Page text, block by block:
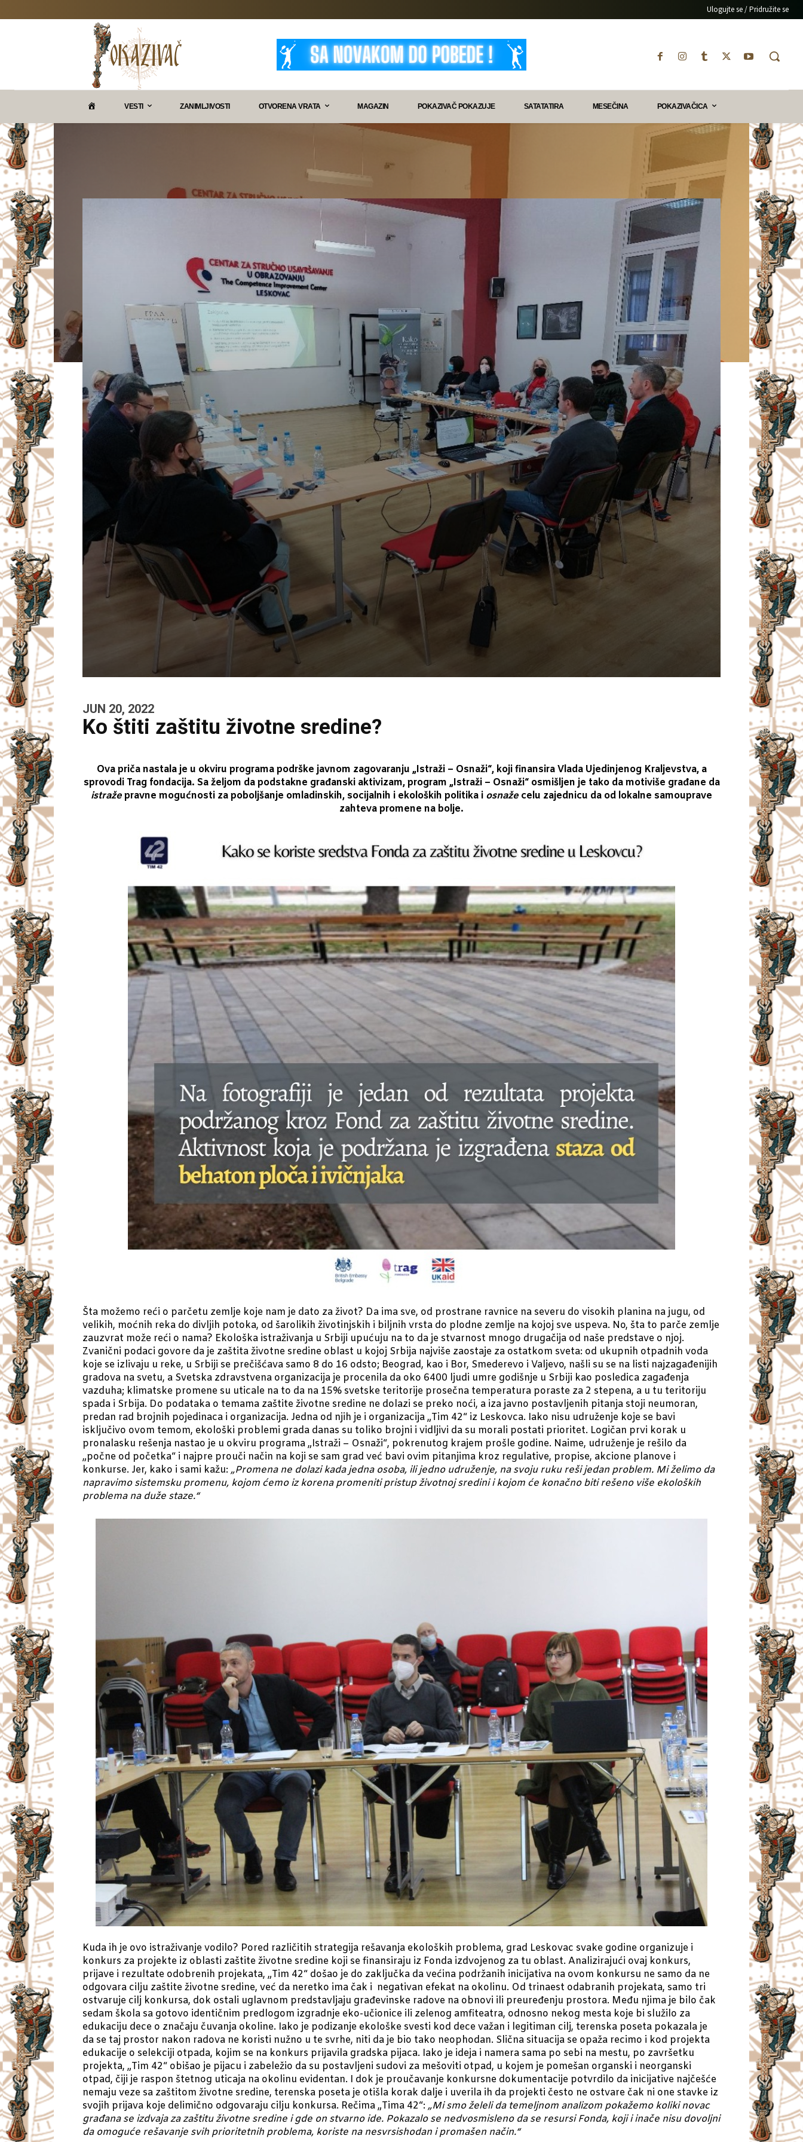
Ulogujte se / Pridružite se
Č
VESTI ZANIMLJIVOSTI OTVORENA VRATA MAGAZIN POKAZIVAČ POKAZUJE SATATATIRA MESEČINA POKAZIVAČICA
JUN 20, 2022
Ko štiti zaštitu životne sredine?
Ova priča nastala je u okviru programa podrške javnom zagovaranju „Istraži – Osnaži“, koji finansira Vlada Ujedinjenog Kraljevstva, a
sprovodi Trag fondacija. Sa željom da podstakne građanski aktivizam, program „Istraži – Osnaži“ osmišljen je tako da motiviše građane da
istražepravne mogućnosti za poboljšanje omladinskih, socijalnih i ekoloških politika i osnaže celu zajednicu da od lokalne samouprave
zahteva promene na bolje.
Šta možemo reći o parčetu zemlje koje nam je dato za život? Da ima sve, od prostrane ravnice na severu do visokih planina na jugu, od
velikih, moćnih reka do divljih potoka, od šarolikih životinjskih i biljnih vrsta do plodne zemlje na kojoj sve uspeva. No, šta to parče zemlje
zauzvrat može reći o nama? Ekološka istraživanja u Srbiji upućuju na to da je stvarnost mnogo drugačija od naše predstave o njoj.
Zvanični podaci govore da je zaštita životne sredine oblast u kojoj Srbija najviše zaostaje za ostatkom sveta: od ukupnih otpadnih voda
koje se izlivaju u reke, u Srbiji se prečišćava samo 8 do 16 odsto; Beograd, kao i Bor, Smederevo i Valjevo, našli su se na listi najzagađenijih
gradova na svetu, a Svetska zdravstvena organizacija je procenila da oko 6400 ljudi umre godišnje u Srbiji kao posledica zagađenja
vazduha; klimatske promene su uticale na to da na 15% svetske teritorije prosečna temperatura poraste za 2 stepena, a u tu teritoriju
spada i Srbija. Do podataka o temama zaštite životne sredine ne dolazi se preko noći, a iza javno postavljenih pitanja stoji neumoran,
predan rad brojnih pojedinaca i organizacija. Jedna od njih je i organizacija „Tim 42“ iz Leskovca. Iako nisu udruženje koje se bavi
isključivo ovom temom, ekološki problemi grada danas su toliko brojni i vidljivi da su morali postati prioritet. Logičan prvi korak u
pronalasku rešenja nastao je u okviru programa „Istraži – Osnaži“, pokrenutog krajem prošle godine. Naime, udruženje je rešilo da
„počne od početka“ i najpre prouči način na koji se sam grad već bavi ovim pitanjima kroz regulative, propise, akcione planove i
konkurse. Jer, kako i sami kažu: „Promena ne dolazi kada jedna osoba, ili jedno udruženje, na svoju ruku reši jedan problem. Mi želimo da
napravimo sistemsku promenu, kojom ćemo iz korena promeniti pristup životnoj sredini i kojom će konačno biti rešeno više ekoloških
problema na duže staze.“
Kuda ih je ovo istraživanje vodilo? Pored različitih strategija rešavanja ekoloških problema, grad Leskovac svake godine organizuje i
konkurs za projekte iz oblasti zaštite životne sredine koji se finansiraju iz Fonda izdvojenog za tu oblast. Analizirajući ovaj konkurs,
prijave i rezultate odobrenih projekata, „Tim 42“ došao je do zaključka da većina podržanih inicijativa na ovom konkursu ne samo da ne
odgovara cilju zaštite životne sredine, već da neretko ima čak i negativan efekat na okolinu. Od trinaest odabranih projekata, samo tri
ostvaruje cilj konkursa, dok ostali uglavnom predstavljaju građevinske radove na obnovi ili preuređenju prostora. Među njima je bilo čak
sedam škola sa gotovo identičnim predlogom izgradnje eko-učionice ili zelenog amfiteatra, odnosno nekog mesta koje bi služilo za
edukaciju dece o značaju čuvanja okoline. Iako je podizanje ekološke svesti kod dece važan i legitiman cilj, terenska poseta pokazala je
da se taj prostor nakon radova ne koristi nužno u te svrhe, niti da je bio tako neophodan. Slična situacija se opaža recimo i kod projekta
edukacije o selekciji otpada, kojim se na konkurs prijavila gradska pijaca. Iako je ideja i namera sama po sebi na mestu, po završetku
projekta, „Tim 42“ obišao je pijacu i zabeležio da su postavljeni sudovi za mešoviti otpad, u kojem je pomešan organski i neorganski
otpad, čiji je raspon štetnog uticaja na okolinu evidentan. I dok je proučavanje konkursne dokumentacije potvrdilo da inicijative najčešće
nemaju veze sa zaštitom životne sredine, terenska poseta je otišla korak dalje i uverila ih da projekti često ne ostvare čak ni one stavke iz
svojih prijava koje delimično odgovaraju cilju konkursa. Rečima „Tima 42“: „Mi smo želeli da temeljnom analizom pokažemo koliki novac
građana se izdvaja za zaštitu životne sredine i gde on stvarno ide. Pokazalo se nedvosmisleno da se resursi Fonda, koji i inače nisu dovoljni
da omoguće rešavanje svih prioritetnih problema, koriste na nesvrsishodan i promašen način.“